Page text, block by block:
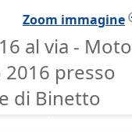
Zoom immagine
al via - Moto
presso
di Binetto